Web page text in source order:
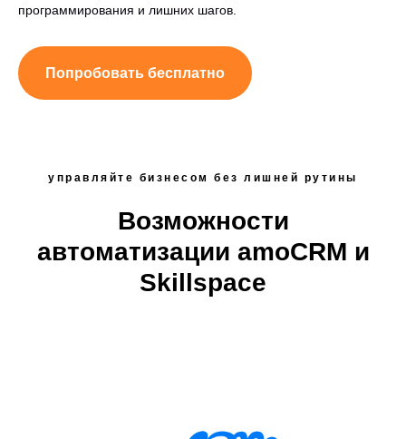
программирования и лишних шагов.
Попробовать бесплатно
управляйте бизнесом без лишней рутины
Возможности
автоматизации amoCRM и
Skillspace